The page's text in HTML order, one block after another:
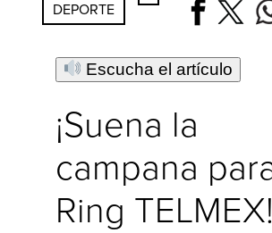
DEPORTE
Escucha el artículo
¡Suena la
campana
Ring TELMEX!